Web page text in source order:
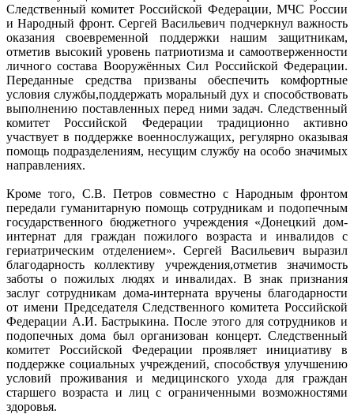
Следственный комитет Российской Федерации, МЧС России
и Народный фронт. Сергей Васильевич подчеркнул важность
оказания своевременной поддержки нашим защитникам,
отметив высокий уровень патриотизма и самоотверженности
личного состава Вооружённых Сил Российской Федерации.
Переданные средства призваны обеспечить комфортные
условия службы,поддержать моральный дух и способствовать
выполнению поставленных перед ними задач. Следственный
комитет Российской Федерации традиционно активно
участвует в поддержке военнослужащих, регулярно оказывая
помощь подразделениям, несущим службу на особо значимых
направлениях.
Кроме того, С.В. Петров совместно с Народным фронтом
передали гуманитарную помощь сотрудникам и подопечным
государственного бюджетного учреждения «Донецкий дом-
интернат для граждан пожилого возраста и инвалидов с
гериатрическим отделением». Сергей Васильевич выразил
благодарность коллективу учреждения,отметив значимость
заботы о пожилых людях и инвалидах. В знак признания
заслуг сотрудникам дома-интерната вручены благодарности
от имени Председателя Следственного комитета Российской
Федерации А.И. Бастрыкина. После этого для сотрудников и
подопечных дома был организован концерт. Следственный
комитет Российской Федерации проявляет инициативу в
поддержке социальных учреждений, способствуя улучшению
условий проживания и медицинского ухода для граждан
старшего возраста и лиц с ограниченными возможностями
здоровья.